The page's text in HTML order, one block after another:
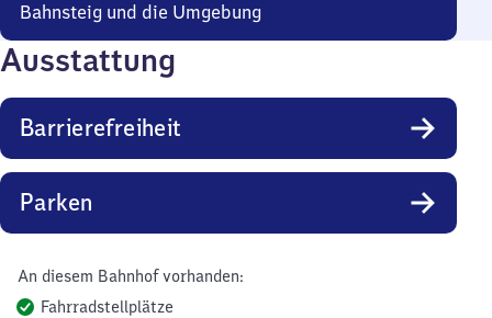
Bahnsteig und die Umgebung
Ausstattung
Barrierefreiheit
Parken
An diesem Bahnhof vorhanden:
Fahrradstellplätze